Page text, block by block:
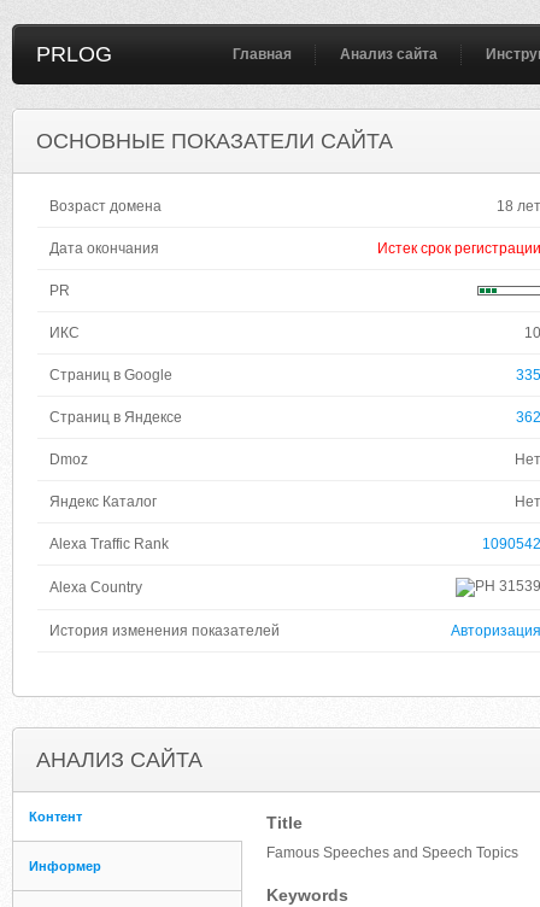
PRLOG Главная Анализ сайта
ОСНОВНЫЕ ПОКАЗАТЕЛИ САЙТА
Возраст домена 18 лет
Дата окончания Истек срок регистрации
PR
ИКС 10
Страниц в Google 335
Страниц в Яндексе 362
Dmoz Нет
Яндекс Каталог Нет
Alexa Traffic Rank 1090542
Alexa Country 31539
История изменения показателей Авторизация
АНАЛИЗ САЙТА
Контент
Информер
Title
Famous Speeches and Speech Topics
Keywords